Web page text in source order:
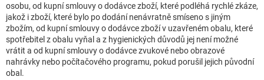
osobu, od kupní smlouvy o dodávce zboží, které podléhá rychlé zkáze,
jakož i zboží, které bylo po dodání nenávratně smíseno s jiným
zbožím, od kupní smlouvy o dodávce zboží v uzavřeném obalu, které
spotřebitel z obalu vyňal a z hygienických důvodů jej není možné
vrátit a od kupní smlouvy o dodávce zvukové nebo obrazové
nahrávky nebo počítačového programu, pokud porušil jejich původní
obal.